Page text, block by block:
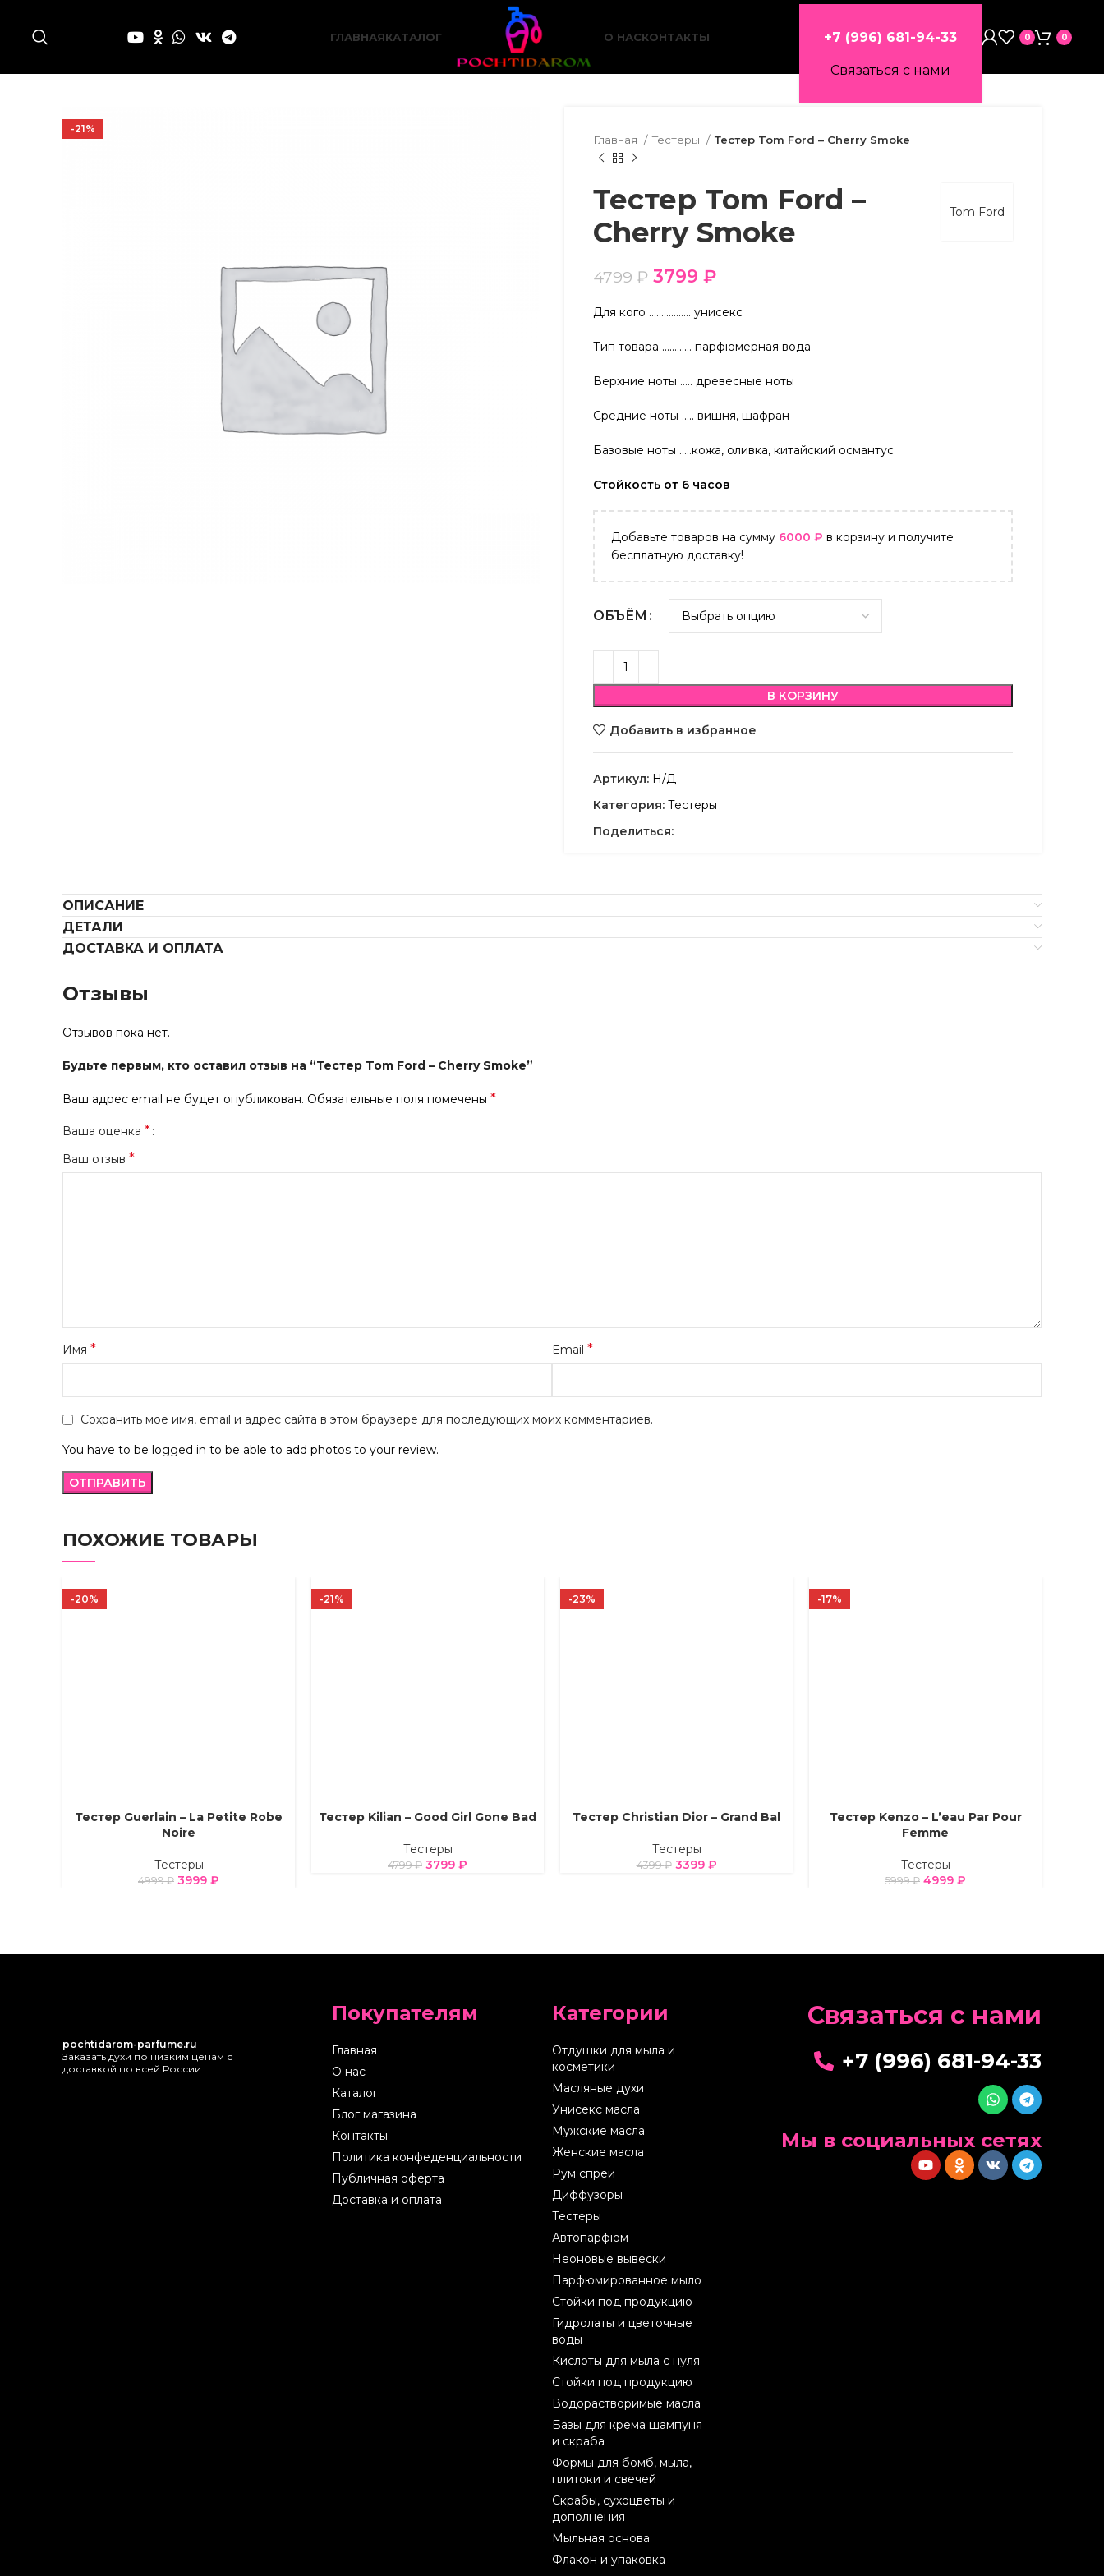
ГЛАВНАЯКАТАЛОГ О НАСКОНТАКТЫ +7 (996) 681-94-33
Связаться с нами
0 0
-21%
Главная Тестеры Тестер Tom Ford – Cherry Smoke
Tom Ford
Тестер Tom Ford –
Cherry Smoke
4799₽ 3799 ₽
Для кого …………….. унисекс
Тип товара ………… парфюмерная вода
Верхние ноты ….. древесные ноты
Средние ноты ….. вишня, шафран
Базовые ноты …..кожа, оливка, китайский османтус
Стойкость от 6 часов
Добавьте товаров на сумму 6000 ₽ в корзину и получите
бесплатную доставку!
ОБЪЁМ
В КОРЗИНУ
Добавить в избранное
Артикул: Н/Д
Категория: Тестеры
Поделиться:
ОПИСАНИЕ
ДЕТАЛИ
ДОСТАВКА И ОПЛАТА
Отзывы
Отзывов пока нет.
Будьте первым, кто оставил отзыв на “Тестер Tom Ford – Cherry Smoke”
Ваш адрес email не будет опубликован. Обязательные поля помечены *
Ваша оценка *
Ваш отзыв *
Имя * Email *
Сохранить моё имя, email и адрес сайта в этом браузере для последующих моих комментариев.
You have to be logged in to be able to add photos to your review.
ПОХОЖИЕ ТОВАРЫ
-20%
ВЫБЕРИТЕ ПАРАМЕТРЫ
Тестер Guerlain – La Petite Robe
Noire
Тестеры
4999₽ 3999 ₽
-21%
ВЫБЕРИТЕ ПАРАМЕТРЫ
Тестер Kilian – Good Girl Gone Bad
Тестеры
4799₽ 3799 ₽
-23%
ВЫБЕРИТЕ ПАРАМЕТРЫ
Тестер Christian Dior – Grand Bal
Тестеры
4399₽ 3399 ₽
-17%
ВЫБЕРИТЕ ПАРАМЕТРЫ
Тестер Kenzo – L’eau Par Pour
Femme
Тестеры
5999₽ 4999 ₽
pochtidarom-parfume.ru
Заказать духи по низким ценам с
доставкой по всей России
Покупателям
Главная
О нас
Каталог
Блог магазина
Контакты
Политика конфеденциальности
Публичная оферта
Доставка и оплата
Категории
Отдушки для мыла и
косметики
Масляные духи
Унисекс масла
Мужские масла
Женские масла
Рум спреи
Диффузоры
Тестеры
Автопарфюм
Неоновые вывески
Парфюмированное мыло
Стойки под продукцию
Гидролаты и цветочные
воды
Кислоты для мыла с нуля
Стойки под продукцию
Водорастворимые масла
Базы для крема шампуня
и скраба
Формы для бомб, мыла,
плитоки и свечей
Скрабы, сухоцветы и
дополнения
Мыльная основа
Флакон и упаковка
Cвязаться с нами
+7 (996) 681-94-33
Мы в социальных сетях